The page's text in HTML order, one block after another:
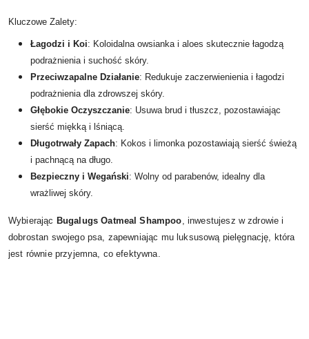
Kluczowe Zalety:
Łagodzi i Koi: Koloidalna owsianka i aloes skutecznie łagodzą
podrażnienia i suchość skóry.
Przeciwzapalne Działanie: Redukuje zaczerwienienia i łagodzi
podrażnienia dla zdrowszej skóry.
Głębokie Oczyszczanie: Usuwa brud i tłuszcz, pozostawiając
sierść miękką i lśniącą.
Długotrwały Zapach: Kokos i limonka pozostawiają sierść świeżą
i pachnącą na długo.
Bezpieczny i Wegański: Wolny od parabenów, idealny dla
wrażliwej skóry.
Wybierając Bugalugs Oatmeal Shampoo , inwestujesz w zdrowie i
dobrostan swojego psa, zapewniając mu luksusową pielęgnację, która
jest równie przyjemna, co efektywna.